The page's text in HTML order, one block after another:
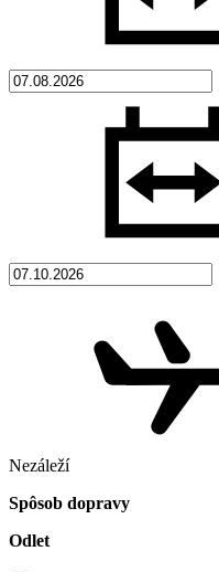
Nezáleží
Spôsob dopravy
Odlet